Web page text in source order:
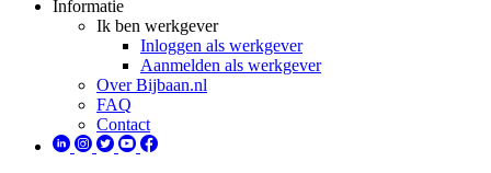
Informatie
Ik ben werkgever
Inloggen als werkgever
Aanmelden als werkgever
Over Bijbaan.nl
FAQ
Contact